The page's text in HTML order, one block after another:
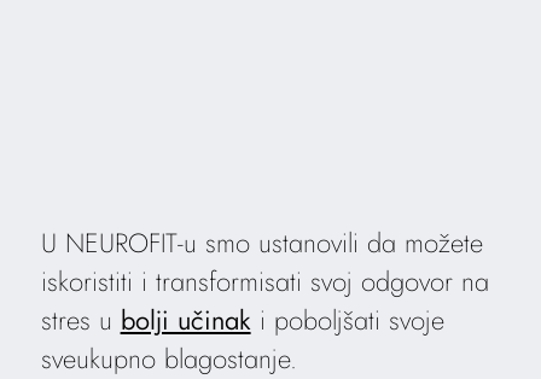
U NEUROFIT-u smo ustanovili da možete
iskoristiti i transformisati svoj odgovor na
stres u bolji učinaki poboljšati svoje
sveukupno blagostanje.